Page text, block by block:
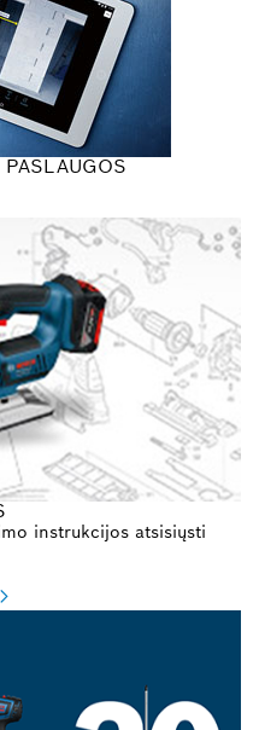
instrukcijos atsisiųsti